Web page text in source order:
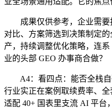
成果仅供参考，企业需要
对比、方案筛选到决策制定
产，持续调整优化策略，连
业的头部 GEO 办事商合做？
A4：看四点：能否全栈自
行业实正在案例取续费率、
适配 40+ 国表里支流 AI 平台